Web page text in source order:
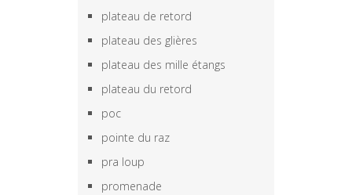
plateau de retord
plateau des glières
plateau des mille étangs
plateau du retord
poc
pointe du raz
pra loup
promenade